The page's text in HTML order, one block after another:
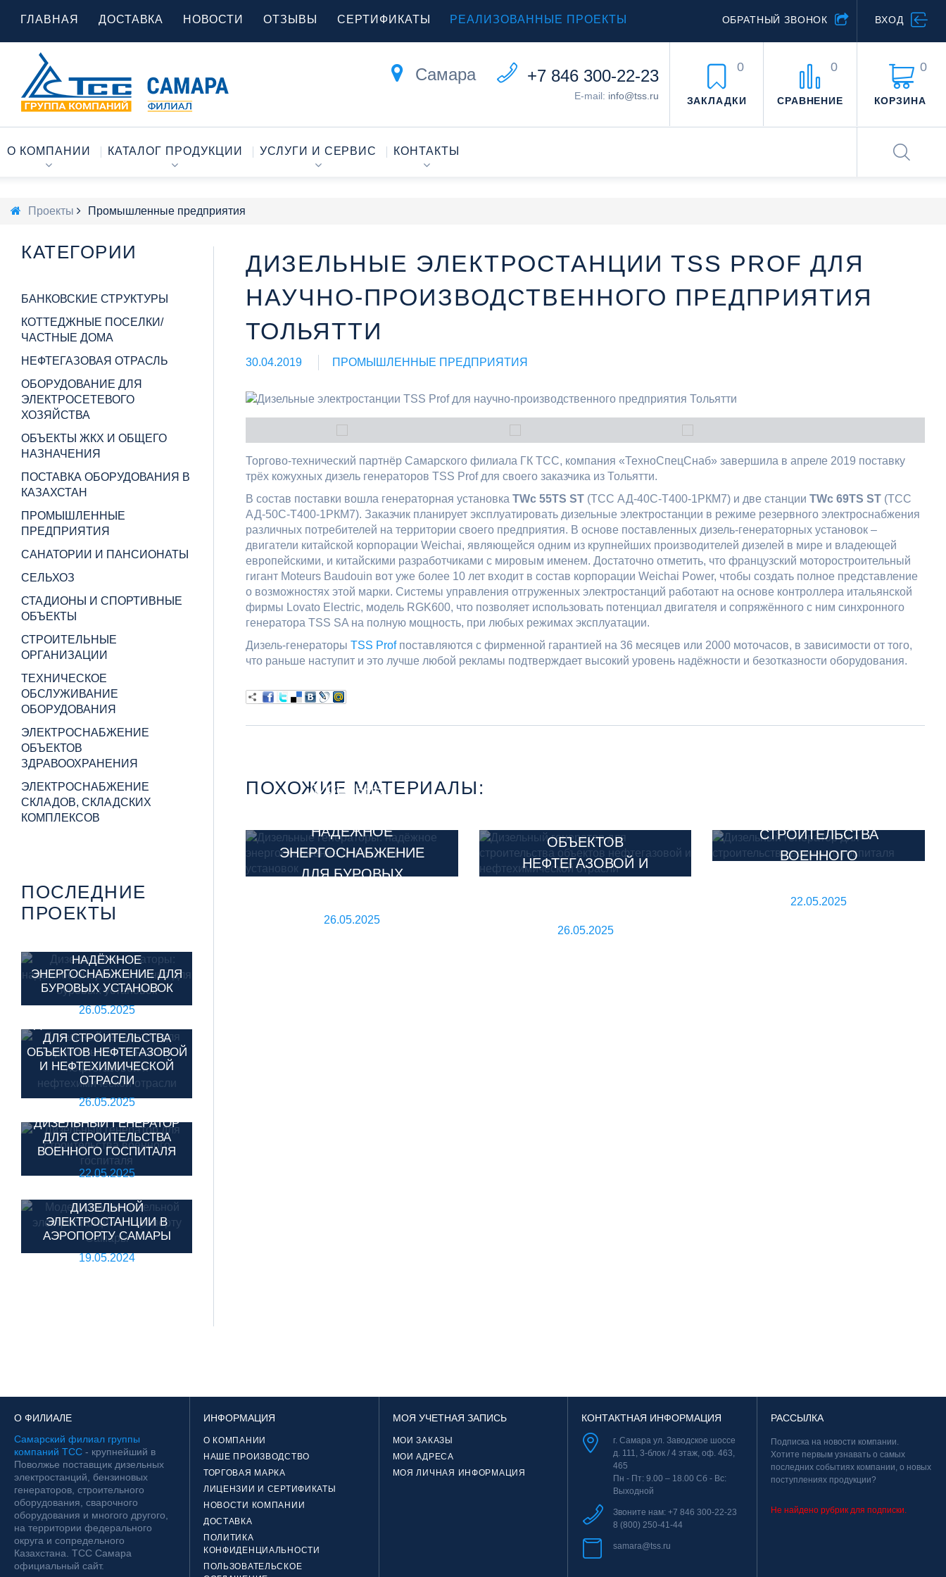
ГЛАВНАЯ ДОСТАВКА НОВОСТИ ОТЗЫВЫ СЕРТИФИКАТЫ РЕАЛИЗОВАННЫЕ ПРОЕКТЫ ВХОД
ОБРАТНЫЙ ЗВОНОК
КОРЗИНА
0
ЗАКЛАДКИ
0
СРАВНЕНИЕ
0
+7 846 300-22-23
E-mail: info@tss.ru
Самара
О КОМПАНИИ КАТАЛОГ ПРОДУКЦИИ УСЛУГИ И СЕРВИС КОНТАКТЫ
Проекты Промышленные предприятия
ДИЗЕЛЬНЫЕ ЭЛЕКТРОСТАНЦИИ TSS PROF ДЛЯ
НАУЧНО-ПРОИЗВОДСТВЕННОГО ПРЕДПРИЯТИЯ
ТОЛЬЯТТИ
30.04.2019 ПРОМЫШЛЕННЫЕ ПРЕДПРИЯТИЯ
Торгово-технический партнёр Самарского филиала ГК ТСС, компания «ТехноСпецСнаб» завершила в апреле 2019 поставку
трёх кожухных дизель генераторов TSS Prof для своего заказчика из Тольятти.
В состав поставки вошла генераторная установкаTWc 55TS ST (ТСС АД-40С-Т400-1РКМ7) и две станцииTWc 69TS ST (ТСС
АД-50С-Т400-1РКМ7). Заказчик планирует эксплуатировать дизельные электростанции в режиме резервного электроснабжения
различных потребителей на территории своего предприятия. В основе поставленных дизель-генераторных установок –
двигатели китайской корпорации Weichai, являющейся одним из крупнейших производителей дизелей в мире и владеющей
европейскими, и китайскими разработчиками с мировым именем. Достаточно отметить, что французский моторостроительный
гигант Moteurs Baudouin вот уже более 10 лет входит в состав корпорации Weichai Power, чтобы создать полное представление
о возможностях этой марки. Системы управления отгруженных электростанций работают на основе контроллера итальянской
фирмы Lovato Electric, модель RGK600, что позволяет использовать потенциал двигателя и сопряжённого с ним синхронного
генератора TSS SA на полную мощность, при любых режимах эксплуатации.
Дизель-генераторыTSS Profпоставляются с фирменной гарантией на 36 месяцев или 2000 моточасов, в зависимости от того,
что раньше наступит и это лучше любой рекламы подтверждает высокий уровень надёжности и безотказности оборудования.
ПОХОЖИЕ МАТЕРИАЛЫ:
ДИЗЕЛЬНЫЕ
НАДЁЖНОЕ
ЭНЕРГОСНАБЖЕНИЕ
ДЛЯ БУРОВЫХ
26.05.2025
ОБЪЕКТОВ
НЕФТЕГАЗОВОЙ И
26.05.2025
СТРОИТЕЛЬСТВА
ВОЕННОГО
22.05.2025
КАТЕГОРИИ
БАНКОВСКИЕ СТРУКТУРЫ
КОТТЕДЖНЫЕ ПОСЕЛКИ/
ЧАСТНЫЕ ДОМА
НЕФТЕГАЗОВАЯ ОТРАСЛЬ
ОБОРУДОВАНИЕ ДЛЯ
ЭЛЕКТРОСЕТЕВОГО
ХОЗЯЙСТВА
ОБЪЕКТЫ ЖКХ И ОБЩЕГО
НАЗНАЧЕНИЯ
ПОСТАВКА ОБОРУДОВАНИЯ В
КАЗАХСТАН
ПРОМЫШЛЕННЫЕ
ПРЕДПРИЯТИЯ
САНАТОРИИ И ПАНСИОНАТЫ
СЕЛЬХОЗ
СТАДИОНЫ И СПОРТИВНЫЕ
ОБЪЕКТЫ
СТРОИТЕЛЬНЫЕ
ОРГАНИЗАЦИИ
ТЕХНИЧЕСКОЕ
ОБСЛУЖИВАНИЕ
ОБОРУДОВАНИЯ
ЭЛЕКТРОСНАБЖЕНИЕ
ОБЪЕКТОВ
ЗДРАВООХРАНЕНИЯ
ЭЛЕКТРОСНАБЖЕНИЕ
СКЛАДОВ, СКЛАДСКИХ
КОМПЛЕКСОВ
ПОСЛЕДНИЕ
ПРОЕКТЫ
НАДЁЖНОЕ
ЭНЕРГОСНАБЖЕНИЕ ДЛЯ
БУРОВЫХ УСТАНОВОК
26.05.2025
ДЛЯ СТРОИТЕЛЬСТВА
ОБЪЕКТОВ НЕФТЕГАЗОВОЙ
И НЕФТЕХИМИЧЕСКОЙ
ОТРАСЛИ
26.05.2025
ДИЗЕЛЬНЫЙ ГЕНЕРАТОР
ДЛЯ СТРОИТЕЛЬСТВА
ВОЕННОГО ГОСПИТАЛЯ
22.05.2025
ДИЗЕЛЬНОЙ
ЭЛЕКТРОСТАНЦИИ В
АЭРОПОРТУ САМАРЫ
19.05.2024
О ФИЛИАЛЕ
Самарский филиал группы
компаний ТСС - крупнейший в
Поволжье поставщик дизельных
электростанций, бензиновых
генераторов, строительного
оборудования, сварочного
оборудования и многого другого,
на территории федерального
округа и сопредельного
Казахстана. ТСС Самара
официальный сайт.
ИНФОРМАЦИЯ
О КОМПАНИИ
НАШЕ ПРОИЗВОДСТВО
ТОРГОВАЯ МАРКА
ЛИЦЕНЗИИ И СЕРТИФИКАТЫ
НОВОСТИ КОМПАНИИ
ДОСТАВКА
ПОЛИТИКА
КОНФИДЕНЦИАЛЬНОСТИ
ПОЛЬЗОВАТЕЛЬСКОЕ
МОЯ УЧЕТНАЯ ЗАПИСЬ
МОИ ЗАКАЗЫ
МОИ АДРЕСА
МОЯ ЛИЧНАЯ ИНФОРМАЦИЯ
КОНТАКТНАЯ ИНФОРМАЦИЯ
г. Самара ул. Заводское шоссе
д. 111, 3-блок / 4 этаж, оф. 463,
465
Пн - Пт: 9.00 – 18.00 Сб - Вс:
Выходной
Звоните нам:+7 846 300-22-23
8 (800) 250-41-44
samara@tss.ru
РАССЫЛКА
Подписка на новости компании.
Хотите первым узнавать о самых
последних событиях компании, о новых
поступлениях продукции?
Не найдено рубрик для подписки.